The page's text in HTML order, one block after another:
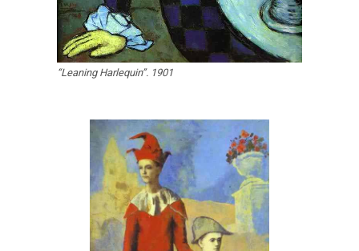
“Leaning Harlequin”. 1901